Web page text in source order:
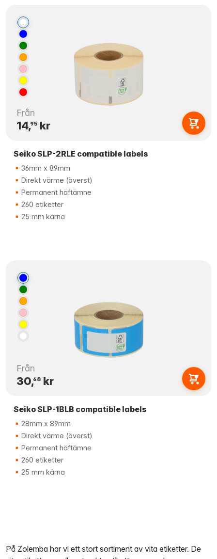
Från
14,95kr
Seiko SLP-2RLE compatible labels
36mm x 89mm
Direkt värme (överst)
Permanent häftämne
260 etiketter
25 mm kärna
Från
30,68kr
Seiko SLP-1BLB compatible labels
28mm x 89mm
Direkt värme (överst)
Permanent häftämne
260 etiketter
25 mm kärna
På Zolemba har vi ett stort sortiment av vita etiketter. De